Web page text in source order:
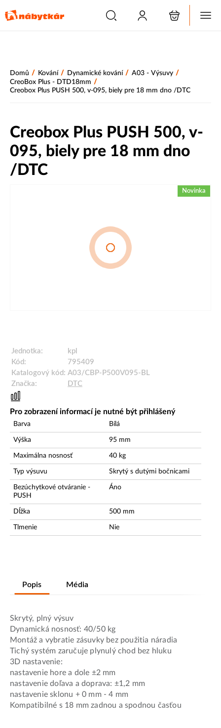
Domů / Kování / Dynamické kování / A03 - Výsuvy /
CreoBox Plus - DTD18mm /
Creobox Plus PUSH 500, v-095, biely pre 18 mm dno /DTC
Creobox Plus PUSH 500, v-
095, biely pre 18 mm dno
/DTC
Novinka
Jednotka:
kpl
Kód:
795409
Katalogový kód: A03/CBP-P500V095-BL
Značka:
DTC
Pro zobrazení informací je nutné být přihlášený
Barva Bílá
Výška 95 mm
Maximálna nosnosť 40 kg
Typ výsuvu Skrytý s dutými bočnicami
Bezúchytkové otváranie -
PUSH
Áno
Dĺžka 500 mm
Tlmenie Nie
Popis Média
Skrytý, plný výsuv
Dynamická nosnosť: 40/50 kg
Montáž a vybratie zásuvky bez použitia náradia
Tichý systém zaručuje plynulý chod bez hluku
3D nastavenie:
nastavenie hore a dole ±2 mm
nastavenie doľava a doprava: ±1,2 mm
nastavenie sklonu + 0 mm - 4 mm
Kompatibilné s 18 mm zadnou a spodnou časťou